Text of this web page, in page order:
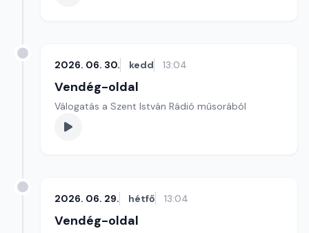
2026. 06. 30. kedd 13:04
Vendég-oldal
Válogatás a Szent István Rádió műsorából
2026. 06. 29. hétfő 13:04
Vendég-oldal